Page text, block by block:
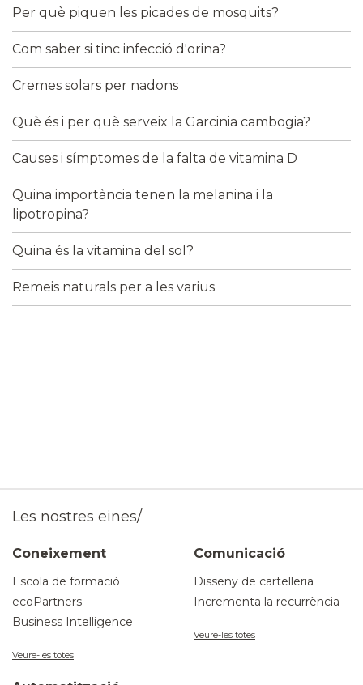
Per què piquen les picades de mosquits?
Com saber si tinc infecció d'orina?
Cremes solars per nadons
Què és i per què serveix la Garcinia cambogia?
Causes i símptomes de la falta de vitamina D
Quina importància tenen la melanina i la
lipotropina?
Quina és la vitamina del sol?
Remeis naturals per a les varius
Les nostres eines/
Coneixement
Escola de formació
ecoPartners
Business Intelligence
Veure-les totes
Comunicació
Disseny de cartelleria
Incrementa la recurrència
Veure-les totes